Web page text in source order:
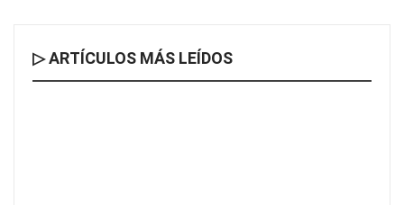
▷ ARTÍCULOS MÁS LEÍDOS